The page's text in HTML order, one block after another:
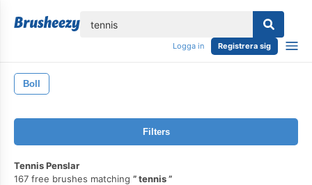
Logga in Registrera sig
Boll
Filters
Tennis Penslar
167 free brushes matching
tennis